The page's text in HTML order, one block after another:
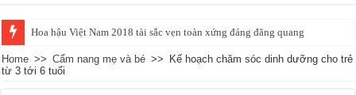
Hoa hậu Việt Nam 2018 tài sắc vẹn toàn xứng đáng đăng quang
Home >> Cẩm nang mẹ và bé >>
Kế hoạch chăm sóc dinh dưỡng cho trẻ
từ 3 tới 6 tuổi